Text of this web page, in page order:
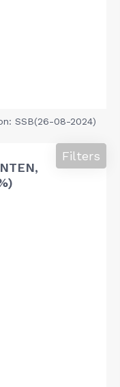
SSB(26-08-2024)
Filters